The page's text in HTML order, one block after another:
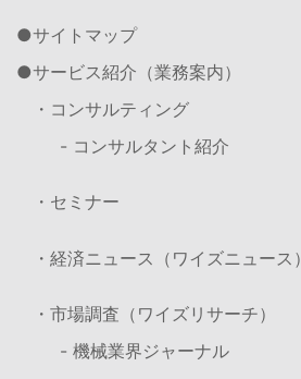
サイトマップ
サービス紹介（業務案内）
・コンサルティング
- コンサルタント紹介
・セミナー
・経済ニュース（ワイズニュース）
・市場調査（ワイズリサーチ）
- 機械業界ジャーナル